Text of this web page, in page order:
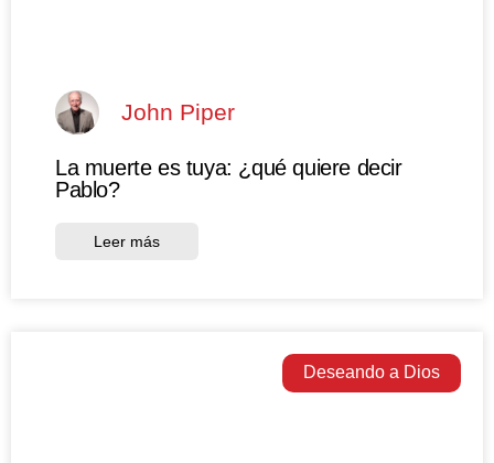
John Piper
La muerte es tuya: ¿qué quiere decir
Pablo?
Leer más
Deseando a Dios